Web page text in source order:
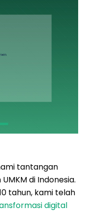
tantangan
di Indonesia.
tahun, kami telah
digital